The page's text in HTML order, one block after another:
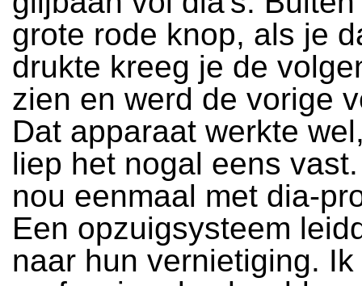
grote rode knop, als je
drukte kreeg je de
zien en werd de vorige
Dat apparaat werkte
liep het nogal eens
nou eenmaal met dia-
Een opzuigsysteem
naar hun vernietiging.